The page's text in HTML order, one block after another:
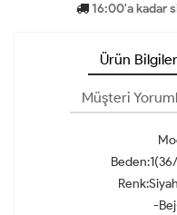
16:00'a kadar
Ürün
Müşteri
-